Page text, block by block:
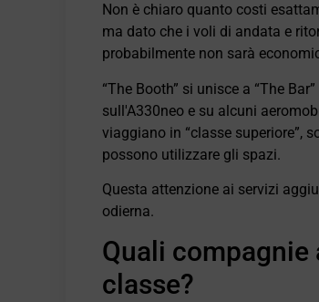
Non è chiaro quanto costi
ma dato che i voli di andata e
probabilmente non sarà
“The Booth” si unisce a “The
sull'A330neo e su alcuni
viaggiano in “classe superiore”,
possono utilizzare gli spazi.
Questa attenzione ai servizi
odierna.
Quali
classe?